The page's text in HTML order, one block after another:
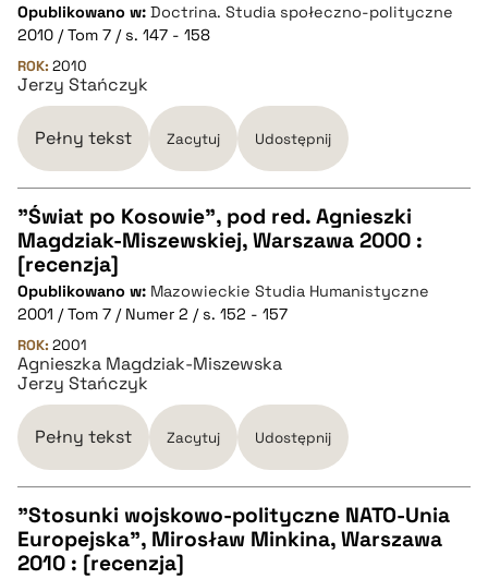
pobierz cytat
BIBTEX
pobierz cytat
Opublikowano w: Doctrina. Studia społeczno-polityczne
2010 / Tom 7 / s. 147 - 158
ROK: 2010
Jerzy Stańczyk
Pełny tekst Zacytuj Udostępnij
CZYSTY TEKST
pobierz cytat
BIBTEX
pobierz cytat
"Świat po Kosowie", pod red. Agnieszki
Magdziak-Miszewskiej, Warszawa 2000 :
[recenzja]
Opublikowano w: Mazowieckie Studia Humanistyczne
2001 / Tom 7 / Numer 2 / s. 152 - 157
ROK: 2001
Agnieszka Magdziak-Miszewska
Jerzy Stańczyk
Pełny tekst Zacytuj Udostępnij
CZYSTY TEKST
"Stosunki wojskowo-polityczne NATO-Unia
Europejska", Mirosław Minkina, Warszawa
2010 : [recenzja]